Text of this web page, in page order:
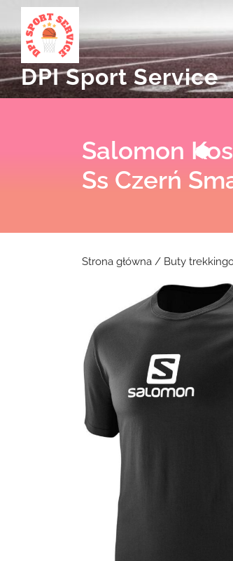
content
DPI Sport Service
Salomon
Ss Czerń
Strona główna / Buty